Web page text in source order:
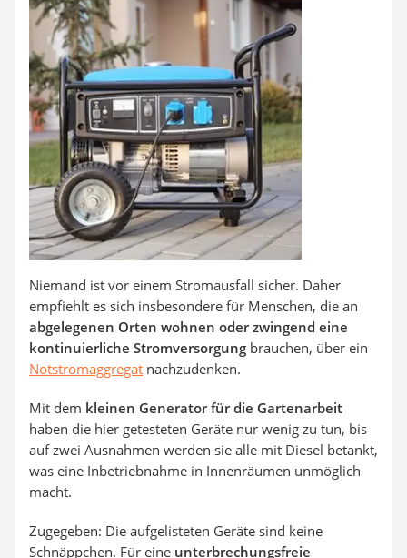
Niemand ist vor einem Stromausfall sicher. Daher
empfiehlt es sich insbesondere für Menschen, die an
abgelegenen Orten wohnen oder zwingend eine
kontinuierliche Stromversorgung brauchen, über ein
Notstromaggregat nachzudenken.
Mit dem kleinen Generator für die Gartenarbeit
haben die hier getesteten Geräte nur wenig zu tun, bis
auf zwei Ausnahmen werden sie alle mit Diesel betankt,
was eine Inbetriebnahme in Innenräumen unmöglich
macht.
Zugegeben: Die aufgelisteten Geräte sind keine
Schnäppchen. Für eine unterbrechungsfreie